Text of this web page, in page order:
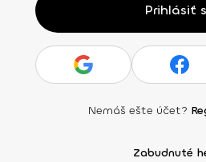
Prihlásiť
Nemáš ešte účet?
Zabudnuté